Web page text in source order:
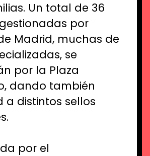
Un total de 36
por
Madrid, muchas de
se
por la Plaza
dando también
a distintos sellos
por el